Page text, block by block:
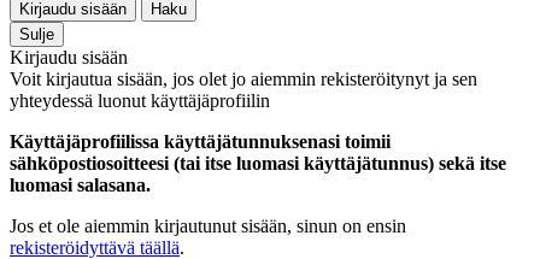
Kirjaudu sisään
Haku
Sulje
Kirjaudu sisään
Voit kirjautua sisään, jos olet jo aiemmin rekisteröitynyt ja sen
yhteydessä luonut käyttäjäprofiilin
Käyttäjäprofiilissa käyttäjätunnuksenasi toimii
sähköpostiosoitteesi (tai itse luomasi käyttäjätunnus) sekä itse
luomasi salasana.
Jos et ole aiemmin kirjautunut sisään, sinun on ensin
rekisteröidyttävä täällä.